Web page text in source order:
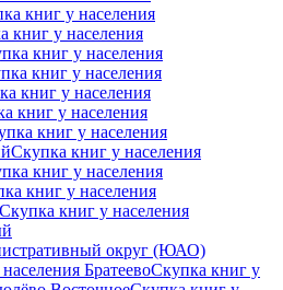
книг у населения
книг у населения
книг у населения
книг у населения
книг у населения
книг у населения
книг у населения
Скупка книг у населения
книг у населения
книг у населения
Скупка книг у населения
округ (ЮАО)
БратеевоСкупка книг у